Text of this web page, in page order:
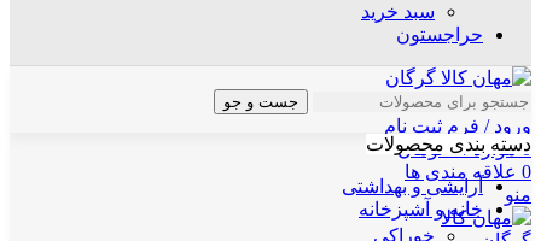
سبد خرید
حراجستون
جست و جو
ورود / فرم ثبت نام
0 موارد / ۰ تومان
0 علاقه مندی ها
منو
دسته بندی محصولات
آرایشی و بهداشتی
خانه و آشپزخانه
خوراکی